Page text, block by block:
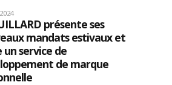
présente ses
mandats estivaux et
un service de
de marque